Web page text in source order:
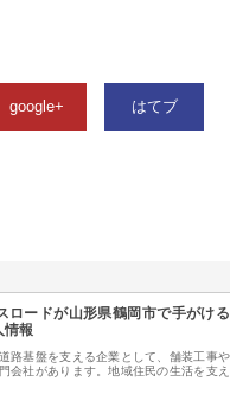
google+ はてブ
ロードが山形県鶴岡市で手がける
情報
路基盤を支える企業として、舗装工事や
会社があります。地域住民の生活を支え